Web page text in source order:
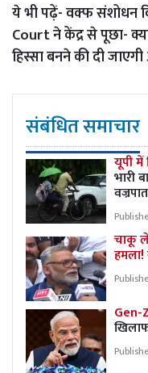
ये भी पढ़ें-वक्फ संशोधन
Court ने केंद्र से पूछा-
हिस्सा बनने की दी
संबंधित समाचार
यूपी
भारी
चाकू
हमला!
Gen-